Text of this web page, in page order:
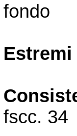
fondo
fscc. 34